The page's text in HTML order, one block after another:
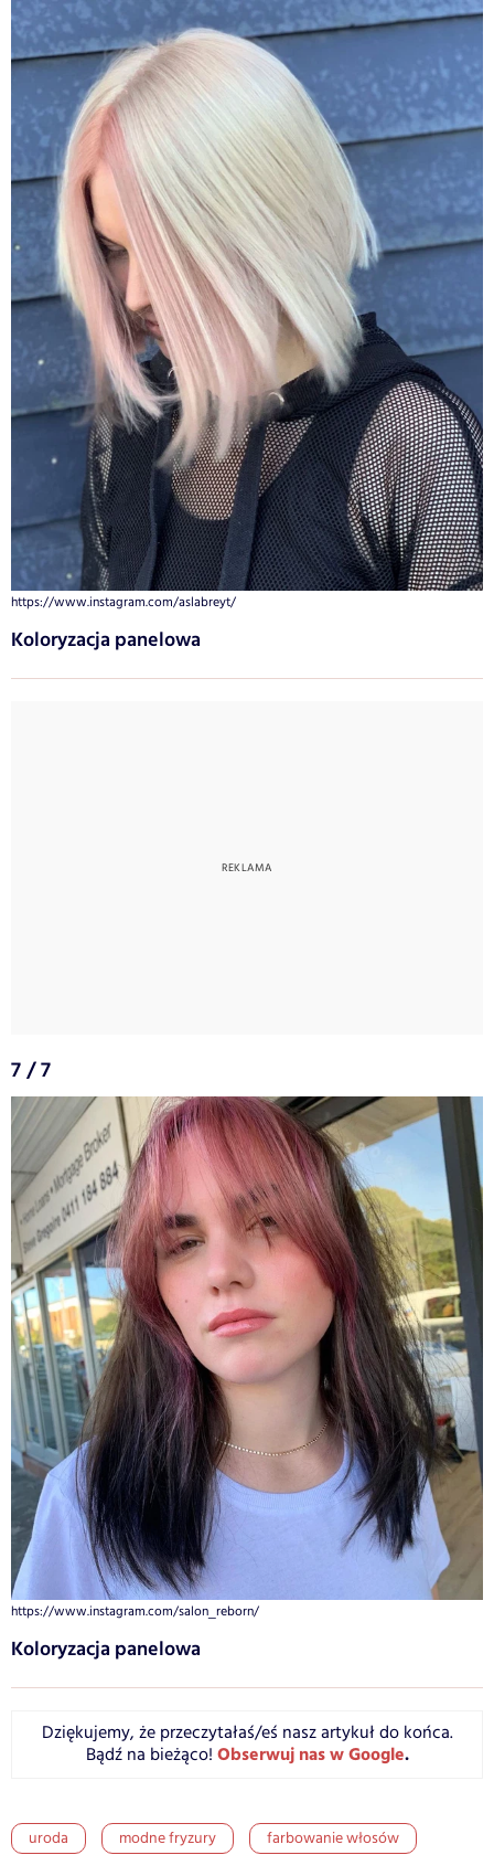
https://www.instagram.com/aslabreyt/
Koloryzacja panelowa
7 / 7
https://www.instagram.com/salon_reborn/
Koloryzacja panelowa
Dziękujemy, że przeczytałaś/eś nasz artykuł do końca.
Bądź na bieżąco! Obserwuj nas w Google.
uroda modne fryzury farbowanie włosów